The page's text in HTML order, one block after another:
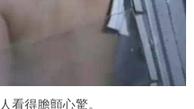
看得膽顫心驚。